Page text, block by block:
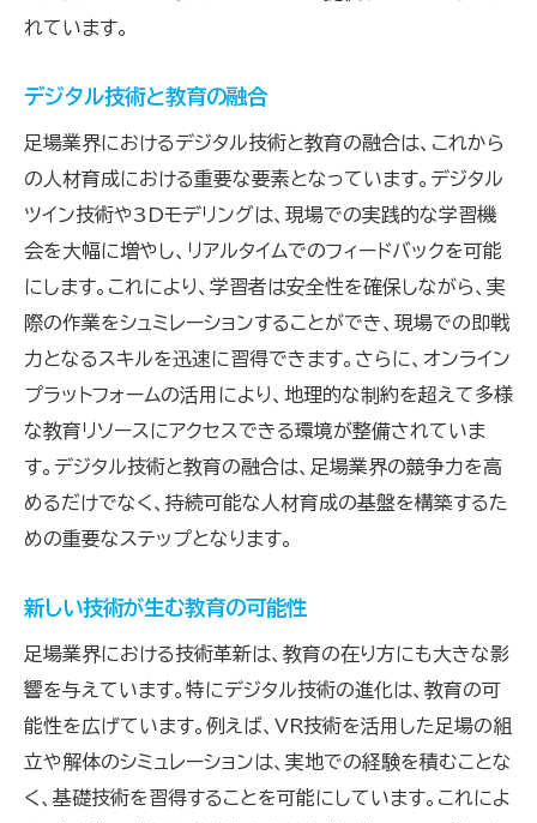
れています。
デジタル技術と教育の融合
足場業界におけるデジタル技術と教育の融合は、これから
の人材育成における重要な要素となっています。デジタル
ツイン技術や3Dモデリングは、現場での実践的な学習機
会を大幅に増やし、リアルタイムでのフィードバックを可能
にします。これにより、学習者は安全性を確保しながら、実
際の作業をシュミレーションすることができ、現場での即戦
力となるスキルを迅速に習得できます。さらに、オンライン
プラットフォームの活用により、地理的な制約を超えて多様
な教育リソースにアクセスできる環境が整備されていま
す。デジタル技術と教育の融合は、足場業界の競争力を高
めるだけでなく、持続可能な人材育成の基盤を構築するた
めの重要なステップとなります。
新しい技術が生む教育の可能性
足場業界における技術革新は、教育の在り方にも大きな影
響を与えています。特にデジタル技術の進化は、教育の可
能性を広げています。例えば、VR技術を活用した足場の組
立や解体のシミュレーションは、実地での経験を積むことな
く、基礎技術を習得することを可能にしています。これによ